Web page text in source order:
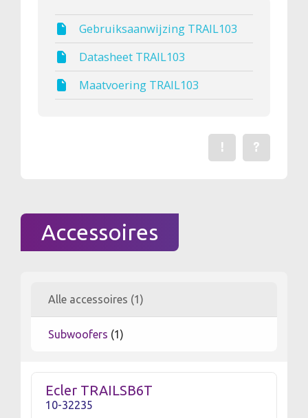
Gebruiksaanwijzing TRAIL103
Datasheet TRAIL103
Maatvoering TRAIL103
Stel een
?
Een fout gevonden?
!
Accessoires
Alle accessoires (1)
Subwoofers (1)
Ecler TRAILSB6T
10-32235